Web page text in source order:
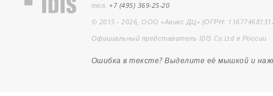
тел.+7 (495) 369-25-20
© 2015 - 2026, ООО «Авикс ДЦ» (ОГРН:
Официальный представитель IDIS Co.Ltd в России
Ошибка в тексте? Выделите её мышкой и